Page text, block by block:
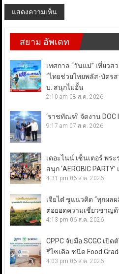
สยาม อัพเดท
เทศกาล “วันแม่” เที่ยว
“ไทยช่วยไทยพลัส-บัตรส
บ. สนุกไม่อั้น
2:10 am 08 ส.ค. 2026
‘ราชทัณฑ์’ จัดงาน DOC
9:17 am 07 ส.ค. 2026
เดอะไนน์ เซ็นเตอร์ พร
สนุก ‘AEROBIC
4:31 pm 06 ส.ค. 2026
เจียไต๋ ชูแนวคิด “ทุกผล
ต่อยอดความเชี่ยวชาญ
4:13 pm 06 ส.ค. 2026
CPPC จับมือ SCGC เ
รีไซเคิล ชนิด Food
4:03 pm 06 ส.ค. 2026